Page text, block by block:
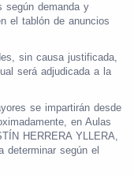
según demanda y
el tablón de anuncios
sin causa justificada,
será adjudicada a la
se impartirán desde
en Aulas
HERRERA YLLERA,
determinar según el